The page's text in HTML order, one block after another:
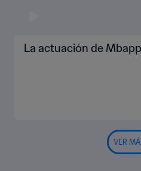
La actuación de
VER